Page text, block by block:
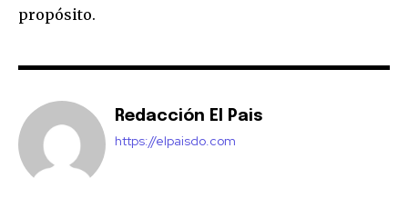
propósito.
Redacción El Pais
https://elpaisdo.com